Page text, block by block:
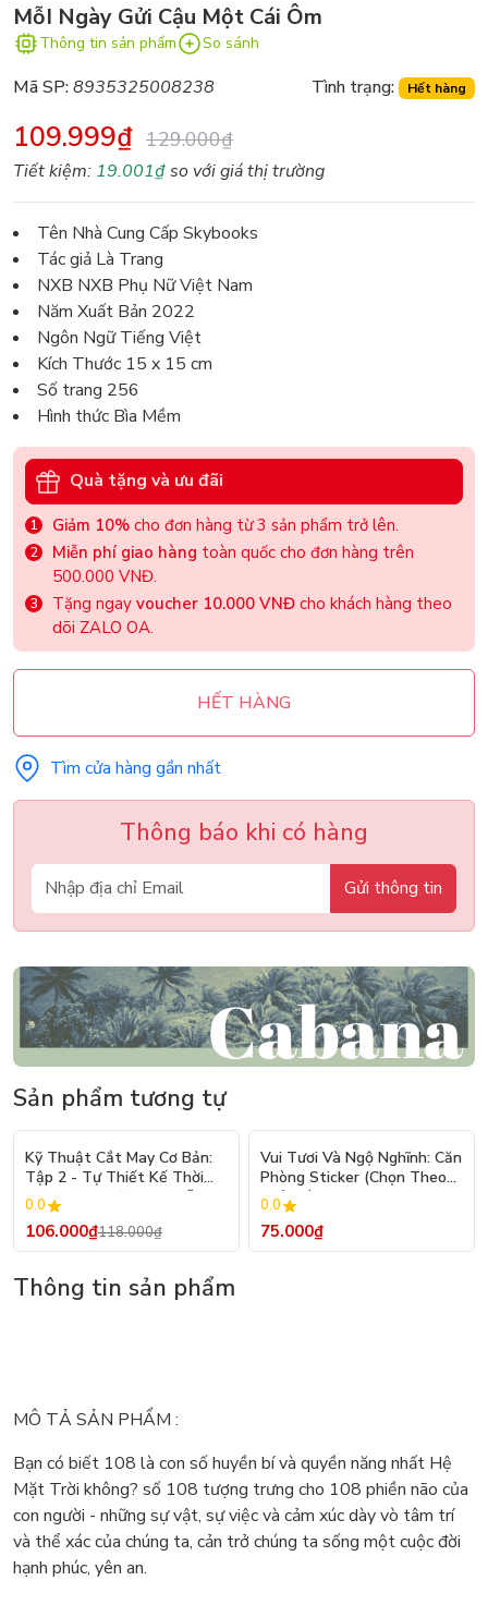
MỗI Ngày Gửi Cậu Một Cái Ôm
Thông tin sản phẩm So sánh
Mã SP:8935325008238 Tình trạng: Hết hàng
109.999₫ 129.000₫
Tiết kiệm: 19.001₫so với giá thị trường
Tên Nhà Cung Cấp Skybooks
Tác giả Là Trang
NXB NXB Phụ Nữ Việt Nam
Năm Xuất Bản 2022
Ngôn Ngữ Tiếng Việt
Kích Thước 15 x 15 cm
Số trang 256
Hình thức Bìa Mềm
Quà tặng và ưu đãi
Giảm 10% cho đơn hàng từ 3 sản phẩm trở lên.
Miễn phí giao hàng toàn quốc cho đơn hàng trên
500.000 VNĐ.
Tặng ngay voucher 10.000 VNĐ cho khách hàng theo
dõi ZALO OA.
HẾT HÀNG
Tìm cửa hàng gần nhất
Thông báo khi có hàng
Gửi thông tin
Sản phẩm tương tự
- 10%
Kỹ Thuật Cắt May Cơ Bản:
Tập 2 - Tự Thiết Kế Thời
Trang Nam Nữ - Tạo Mẫu
Rập - Kỹ Thuật Nhảy Size
0.0
106.000₫118.000₫
Vui Tươi Và Ngộ Nghĩnh: Căn
Phòng Sticker (Chọn Theo
Chủ Đề) - Hơn 250 Sticker
0.0
75.000₫
Thông tin sản phẩm
MÔ TẢ SẢN PHẨM :
Bạn có biết 108 là con số huyền bí và quyền năng nhất Hệ
Mặt Trời không? số 108 tượng trưng cho 108 phiền não của
con người - những sự vật, sự việc và cảm xúc dày vò tâm trí
và thể xác của chúng ta, cản trở chúng ta sống một cuộc đời
hạnh phúc, yên an.